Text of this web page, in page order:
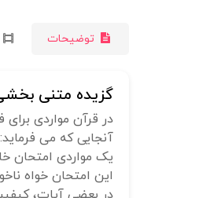
توضیحات
گزیده متنی
در قرآن مواردی
آنجایی که می
یک مواردی امتحان
این امتحان خواه